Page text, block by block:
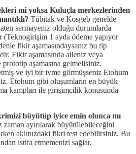
mi yoksa Kuluçla merkezlerinden
Tübitak ve Kosgeb genelde
sermayeniz olduğu durumlarda
(Teknogirişim 1 ayda ödeme yapıyor
fikir aşamasındaysanız bu tip
Fikir aşamasında aileniz veya
prototip aşamasına gelmelisiniz.
ve iyi bir ivme görmüşseniz Etohum
Etohum gibi oluşumların en büyük
kampları ile girişimcilik konusunda
büyütüp iyice emin olunca mı
ayırılarak büyütülebileceğini
aklınızdaki fikri test edebilirsiniz. Bu
istifa etmemenizi sağlar.